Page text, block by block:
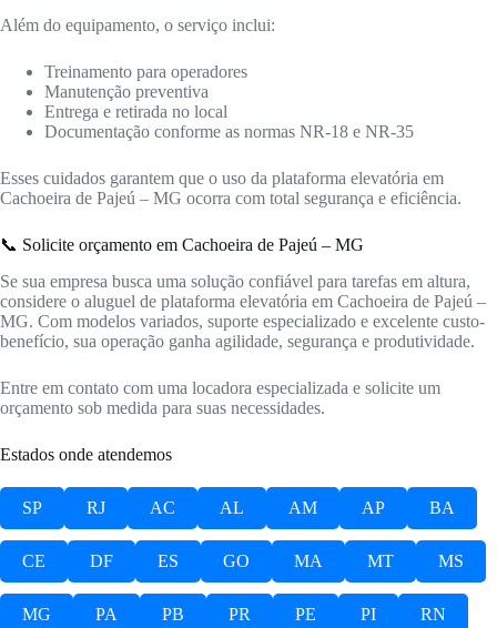
Além do equipamento, o serviço inclui:
Treinamento para operadores
Manutenção preventiva
Entrega e retirada no local
Documentação conforme as normas NR-18 e NR-35
Esses cuidados garantem que o uso da plataforma elevatória em
Cachoeira de Pajeú – MG ocorra com total segurança e eficiência.
📞 Solicite orçamento em Cachoeira de Pajeú – MG
Se sua empresa busca uma solução confiável para tarefas em altura,
considere o aluguel de plataforma elevatória em Cachoeira de Pajeú –
MG. Com modelos variados, suporte especializado e excelente custo-
benefício, sua operação ganha agilidade, segurança e produtividade.
Entre em contato com uma locadora especializada e solicite um
orçamento sob medida para suas necessidades.
Estados onde atendemos
SP RJ AC AL AM AP BA
CE DF ES GO MA MT MS
MG PA PB PR PE PI RN